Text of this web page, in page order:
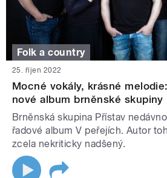
Folk a country
25. říjen 2022
Mocné vokály, krásné
nové album brněnské skupiny
Brněnská skupina Přístav
řadové album V peřejích. Autor
zcela nekriticky nadšený.